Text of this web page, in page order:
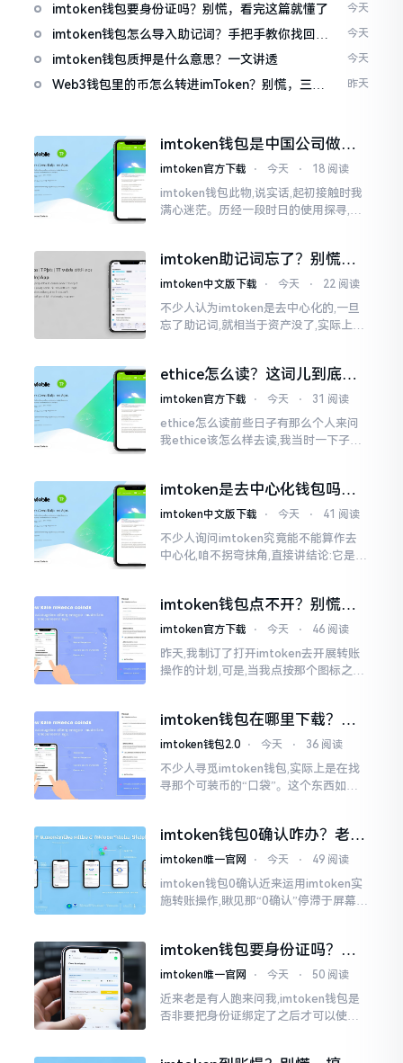
imtoken钱包要身份证吗？别慌，看完这篇就懂了 今天
imtoken钱包怎么导入助记词？手把手教你找回资
产
今天
imtoken钱包质押是什么意思？一文讲透 今天
Web3钱包里的币怎么转进imToken？别慌，三步
昨天
imtoken钱包是中国公司做的
吗？一文说清楚
imtoken官方下载 ⋅ 今天 ⋅ 18 阅读
imtoken钱包此物,说实话,起初接触时我
满心迷茫。历经一段时日的使用探寻,我
李鹏
imtoken助记词忘了？别慌，
这招能救你
imtoken中文版下载 ⋅ 今天 ⋅ 22 阅读
不少人认为imtoken是去中心化的,一旦
忘了助记词,就相当于资产没了,实际上这
于网络连接状态
ethice怎么读？这词儿到底念
啥，别搞错了
imtoken官方下载 ⋅ 今天 ⋅ 31 阅读
ethice怎么读前些日子有那么个人来问
我ethice该怎么样去读,我当时一下子就
呢拼写方面却少了一个字母
imtoken是去中心化钱包吗？
看完这篇不踩坑
imtoken中文版下载 ⋅ 今天 ⋅ 41 阅读
不少人询问imtoken究竟能不能算作去
中心化,咱不拐弯抹角,直接讲结论:它是一
imtoken钱包点不开？别慌，
试试这几招
imtoken官方下载 ⋅ 今天 ⋅ 46 阅读
昨天,我制订了打开imtoken去开展转账
操作的计划,可是,当我点按那个图标之后,
imtoken钱包在哪里下载？老
手教你几招避坑
imtoken钱包2.0 ⋅ 今天 ⋅ 36 阅读
不少人寻觅imtoken钱包,实际上是在找
寻那个可装币的“口袋”。这个东西如今
持。
imtoken钱包0确认咋办？老手
教你几招快速解决
imtoken唯一官网 ⋅ 今天 ⋅ 49 阅读
imtoken钱包0确认近来运用imtoken实
施转账操作,瞅见那“0确认”停滞于屏幕之
你仅有干巴巴等待其一途。
imtoken钱包要身份证吗？别
慌，看完这篇就懂了
imtoken唯一官网 ⋅ 今天 ⋅ 50 阅读
近来老是有人跑来问我,imtoken钱包是
否非要把身份证绑定了之后才可以使用